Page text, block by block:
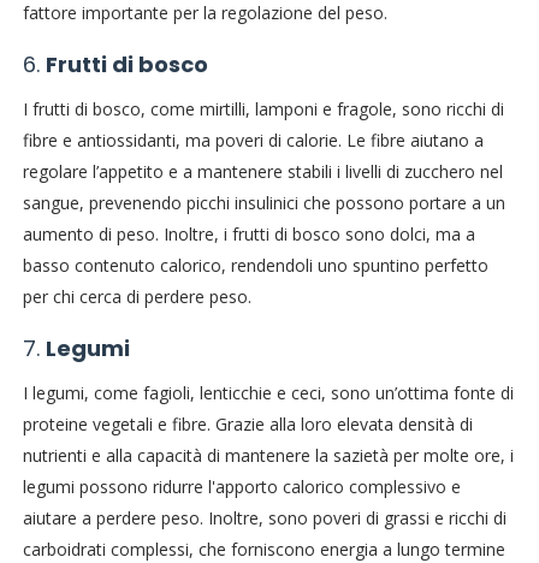
fattore importante per la regolazione del peso.
6. Frutti di bosco
I frutti di bosco, come mirtilli, lamponi e fragole, sono ricchi di
fibre e antiossidanti, ma poveri di calorie. Le fibre aiutano a
regolare l’appetito e a mantenere stabili i livelli di zucchero nel
sangue, prevenendo picchi insulinici che possono portare a un
aumento di peso. Inoltre, i frutti di bosco sono dolci, ma a
basso contenuto calorico, rendendoli uno spuntino perfetto
per chi cerca di perdere peso.
7. Legumi
I legumi, come fagioli, lenticchie e ceci, sono un’ottima fonte di
proteine vegetali e fibre. Grazie alla loro elevata densità di
nutrienti e alla capacità di mantenere la sazietà per molte ore, i
legumi possono ridurre l'apporto calorico complessivo e
aiutare a perdere peso. Inoltre, sono poveri di grassi e ricchi di
carboidrati complessi, che forniscono energia a lungo termine